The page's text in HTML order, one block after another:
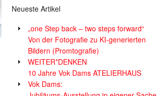
Neueste Artikel
„one Step back – two steps forward“
Von der Fotografie zu KI-generierten
Bildern (Promtografie)
WEITER*DENKEN
10 Jahre Vok Dams ATELIERHAUS
Vok Dams: